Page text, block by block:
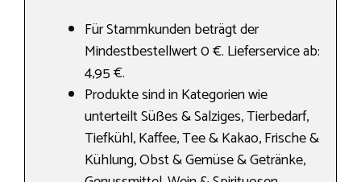
Für Stammkunden beträgt der
Mindestbestellwert 0 €. Lieferservice ab:
4,95 €.
Produkte sind in Kategorien wie
unterteilt Süßes & Salziges, Tierbedarf,
Tiefkühl, Kaffee, Tee & Kakao, Frische &
Kühlung, Obst & Gemüse & Getränke,